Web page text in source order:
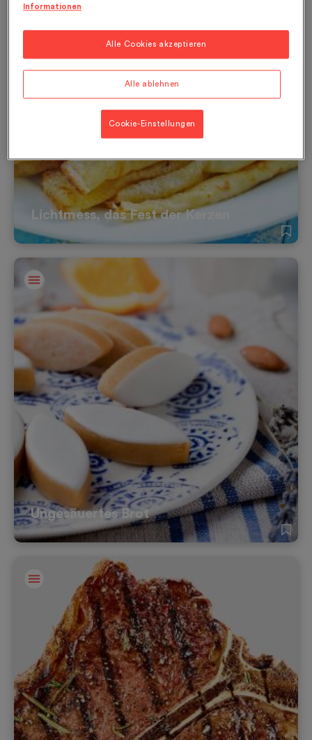
Lichtmess, das Fest der Kerzen
Ungesäuertes Brot
Informationen
Alle ablehnen
Alle Cookies akzeptieren
Cookie-Einstellungen